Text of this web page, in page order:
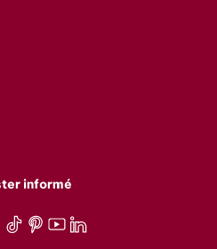
informé